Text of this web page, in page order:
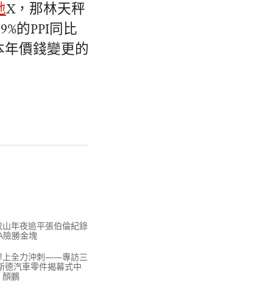
X，那林天秤
的PPI同比
價錢變更的
年夜追平張伯倫紀錄
險勝金塊
上全力沖刺——專訪三
德汽車零件揭幕式中
顏鵬